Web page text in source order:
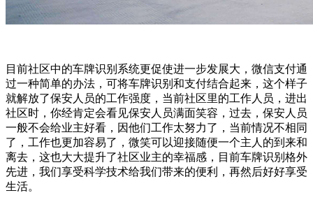
目前社区中的车牌识别系统更促使进一步发展大，微信支付通
过一种简单的办法，可将车牌识别和支付结合起来，这个样子
就解放了保安人员的工作强度，当前社区里的工作人员，进出
社区时，你经肯定会看见保安人员满面笑容，过去，保安人员
一般不会给业主好看，因他们工作太努力了，当前情况不相同
了，工作也更加容易了，微笑可以迎接随便一个主人的到来和
离去，这也大大提升了社区业主的幸福感，目前车牌识别格外
先进，我们享受科学技术给我们带来的便利，再然后好好享受
生活。